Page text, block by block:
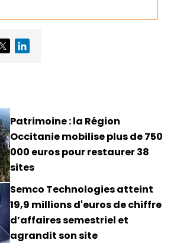
Patrimoine : la Région
Occitanie mobilise plus de 750
000 euros pour restaurer 38
sites
Semco Technologies atteint
19,9 millions d'euros de chiffre
d’affaires semestriel et
agrandit son site